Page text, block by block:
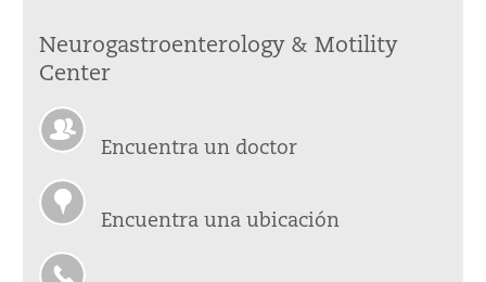
Neurogastroenterology & Motility
Center
Encuentra un doctor
Encuentra una ubicación